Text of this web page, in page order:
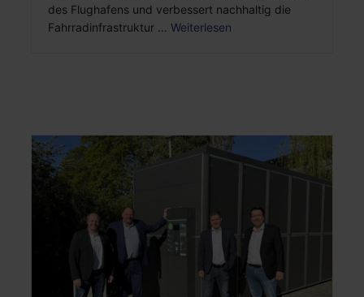
des Flughafens und verbessert nachhaltig die
Fahrradinfrastruktur … Weiterlesen